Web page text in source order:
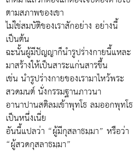
ตามสภาพของเขา
ไม่ใช่สมบัติของเราสักอย่าง อย่างนี้
เป็นต้น
ฉะนั้นผู้มีปัญญาก็นำรูปร่างกายนี้แหละ
มาสร้างให้เป็นสาระแก่นสารขึ้น
เช่น นำรูปร่างกายของเรามาไหว้พระ
สวดมนต์ นั่งกรรมฐานภาวนา
อานาปานสติลมเข้าพุทโธ ลมออกพุทโธ
เป็นหนึ่งเนี่ย
อันนี้แปลว่า “ผู้มีกุสลาธมฺมา” หรือว่า
“ผู้สวดกุสลาธมฺมา”